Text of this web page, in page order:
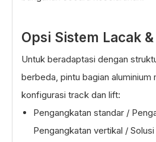
Opsi Sistem Lacak
Untuk beradaptasi dengan
berbeda, pintu bagian aluminium
konfigurasi track dan lift:
Pengangkatan standar /
Pengangkatan vertikal /